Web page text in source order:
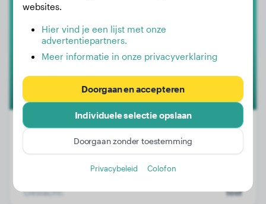
Gewicht:
10 kg
3 jaar, 3 maanden
Geslacht:
Teef
websites.
Hier vind je een lijst met onze
advertentiepartners.
Meer informatie in onze privacyverklaring
Doorgaan en accepteren
Individuele selectie opslaan
Doorgaan zonder toestemming
Privacybeleid Colofon